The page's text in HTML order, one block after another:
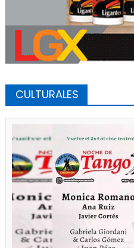
CULTURALES